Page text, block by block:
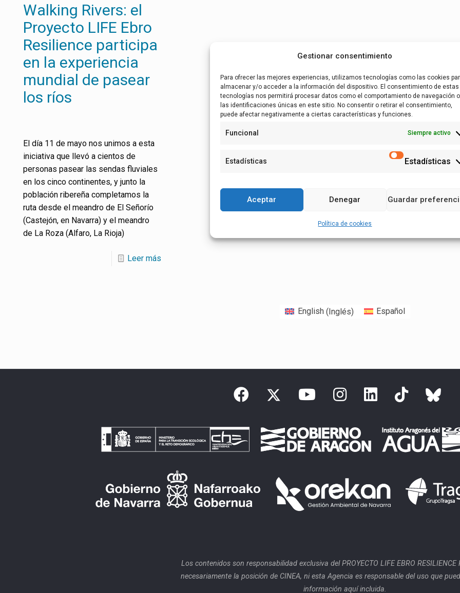
Gestionar consentimiento
Para ofrecer las mejores experiencias, utilizamos tecnologías como las cookies
almacenar y/o acceder a la información del dispositivo. El consentimiento de estas
tecnologías nos permitirá procesar datos como el comportamiento de navegación o
las identificaciones únicas en este sitio. No consentir o retirar el consentimiento,
puede afectar negativamente a ciertas características y funciones.
Funcional Siempre activo
Estadísticas Estadísticas
Aceptar Denegar Guardar
Política de cookies
Walking Rivers: el
Proyecto LIFE Ebro
Resilience participa
en la experiencia
mundial de pasear
los ríos
El día 11 de mayo nos unimos a esta
iniciativa que llevó a cientos de
personas pasear las sendas fluviales
en los cinco continentes, y junto la
población ribereña completamos la
ruta desde el meandro de El Señorío
(Castejón, en Navarra) y el meandro
de La Roza (Alfaro, La Rioja)
Leer más
Los contenidos son responsabilidad exclusiva del PROYECTO LIFE EBRO
necesariamente la posición de CINEA, ni esta Agencia es responsable del uso que
información aquí incluida.
English(Inglés) Español